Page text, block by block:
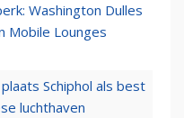
Washington Dulles
Mobile Lounges
Schiphol als best
luchthaven